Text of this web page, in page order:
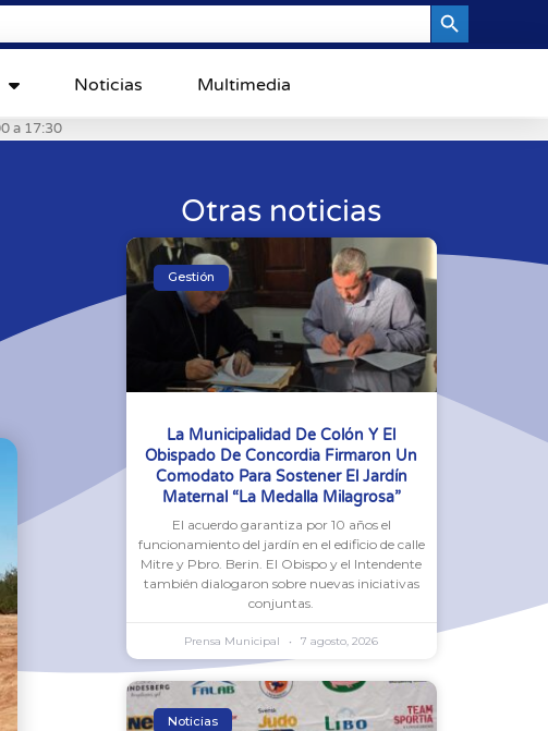
Noticias Multimedia
a 17:30
Otras noticias
Gestión
La Municipalidad De Colón Y El
Obispado De Concordia Firmaron Un
Comodato Para Sostener El Jardín
Maternal “La Medalla Milagrosa”
El acuerdo garantiza por 10 años el
funcionamiento del jardín en el edificio de calle
Mitre y Pbro. Berin. El Obispo y el Intendente
también dialogaron sobre nuevas iniciativas
conjuntas.
Prensa Municipal 7 agosto, 2026
Noticias